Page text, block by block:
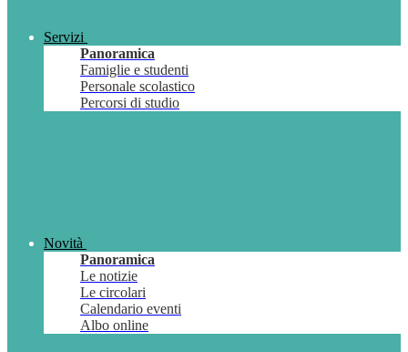
Servizi
Panoramica
Famiglie e studenti
Personale scolastico
Percorsi di studio
Novità
Panoramica
Le notizie
Le circolari
Calendario eventi
Albo online